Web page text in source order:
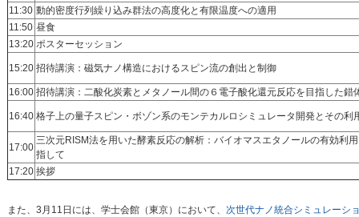
11:30 動的密度行列繰り込み群法の高度化と有限温度への適用
11:50 昼食
13:20 ポスターセッション
15:20 招待講演：磁気ナノ構造におけるスピン流の創出と制御
16:00 招待講演：二酸化炭素とメタノール間の６電子酸化還元反応を目指した錯
16:40 格子上の量子スピン・ボゾン系のモンテカルロシミュレータ開発とその利
17:00
三次元RISM法を用いた酵素反応の解析：バイオマスエタノールの有効利
指して
17:20 挨拶
また、3月11日には、学士会館（東京）において、 次世代ナノ統合シミュレーシ